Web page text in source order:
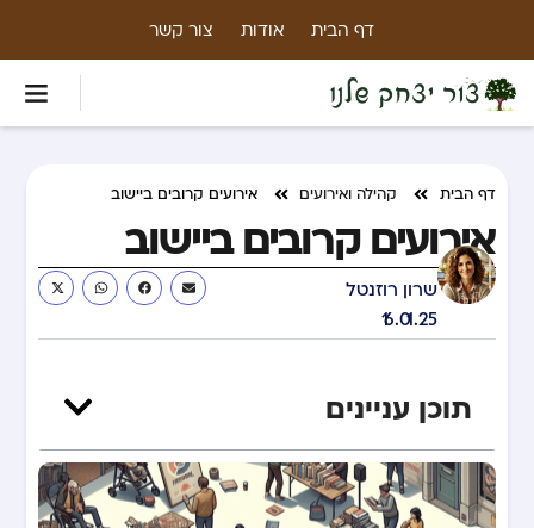
דף הבית אודות צור קשר
דף הבית קהילה ואירועים אירועים קרובים ביישוב
אירועים קרובים ביישוב
שרון רוזנטל
16.01.25
תוכן עניינים